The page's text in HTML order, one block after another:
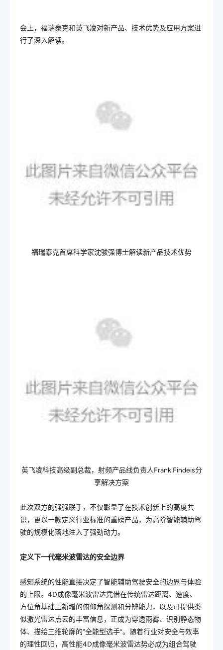
会上， 福瑞泰克和英飞凌对新产品、技术优势及应用方案进
行了深入解读。
福瑞泰克首席科学家沈骏强博士解读新产品技术优势
英飞凌科技高级副总裁，射频产品线负责人Frank Findeis分
享解决方案
此次双方的强强联手，不仅彰显了在技术创新上的高度共
识，更以一款定义行业标准的重磅产品，为高阶智能辅助驾
驶的规模化落地注入了强劲动力。
定义下一代毫米波雷达的安全边界
感知系统的性能直接决定了智能辅助驾驶安全的边界与体验
的上限。4D成像毫米波雷达凭借在传统雷达距离、速度、
方位角基础上新增的俯仰角探测和分辨能力，以及可提供类
似激光雷达点云的丰富信息，正成为穿透雨雾、识别静态物
体、描绘三维轮廓的“全能型选手”。随着行业对安全与效率
的理性回归，高性能4D成像毫米波雷达势必成为组合驾驶